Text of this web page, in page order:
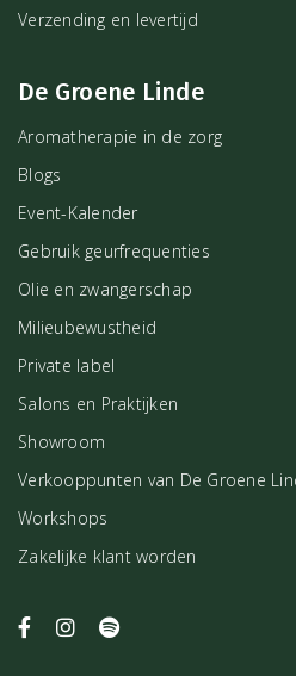
Verzending en levertijd
De Groene Linde
Aromatherapie in de zorg
Blogs
Event-Kalender
Gebruik geurfrequenties
Olie en zwangerschap
Milieubewustheid
Private label
Salons en Praktijken
Showroom
Verkooppunten van De Groene
Workshops
Zakelijke klant worden